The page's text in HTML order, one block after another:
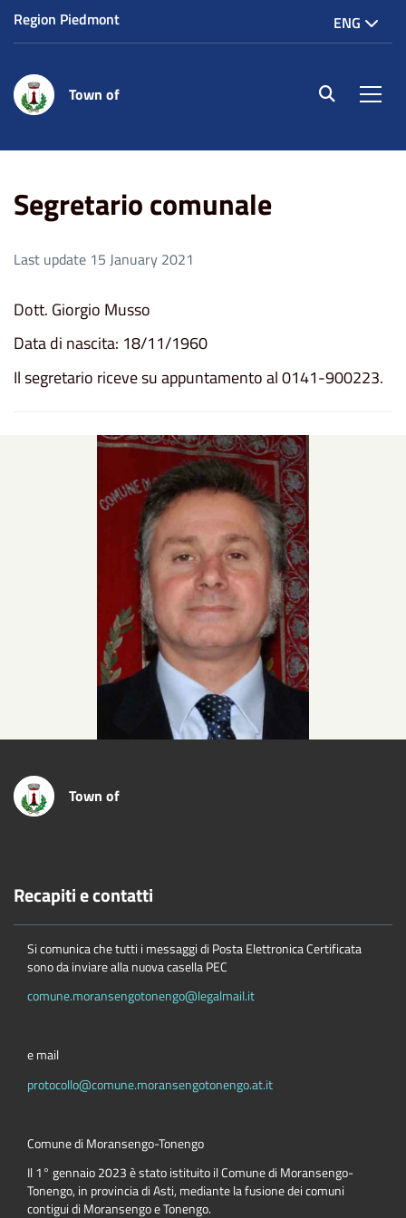
Region Piedmont ENG
Town of site.searc
Segretario comunale
Last update 15 January 2021
Dott. Giorgio Musso
Data di nascita: 18/11/1960
Il segretario riceve su appuntamento al 0141-900223.
Town of
Recapiti e contatti
Si comunica che tutti i messaggi di Posta Elettronica Certificata
sono da inviare alla nuova casella PEC
comune.moransengotonengo@legalmail.it
e mail
protocollo@comune.moransengotonengo.at.it
Comune di Moransengo-Tonengo
Il 1° gennaio 2023 è stato istituito il Comune di Moransengo-
Tonengo, in provincia di Asti, mediante la fusione dei comuni
contigui di Moransengo e Tonengo.